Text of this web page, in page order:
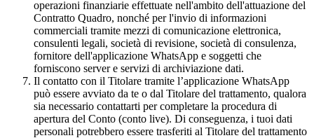
operazioni finanziarie effettuate nell'ambito dell'attuazione del
Contratto Quadro, nonché per l'invio di informazioni
commerciali tramite mezzi di comunicazione elettronica,
consulenti legali, società di revisione, società di consulenza,
fornitore dell'applicazione WhatsApp e soggetti che
forniscono server e servizi di archiviazione dati.
Il contatto con il Titolare tramite l’applicazione WhatsApp
può essere avviato da te o dal Titolare del trattamento, qualora
sia necessario contattarti per completare la procedura di
apertura del Conto (conto live). Di conseguenza, i tuoi dati
personali potrebbero essere trasferiti al Titolare del trattamento